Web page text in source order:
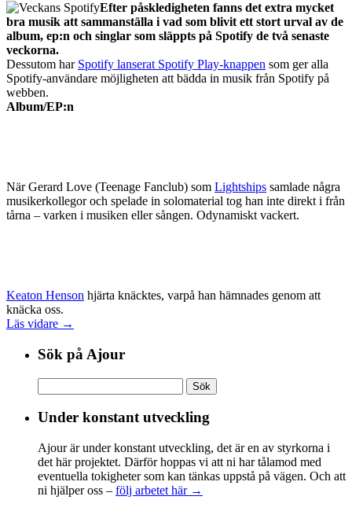
Efter påskledigheten fanns det extra mycket
bra musik att sammanställa i vad som blivit ett stort urval av de
album, ep:n och singlar som släppts på Spotify de två senaste
veckorna.
Dessutom har Spotify lanserat Spotify Play-knappen som ger alla
Spotify-användare möjligheten att bädda in musik från Spotify på
webben.
Album/EP:n
När Gerard Love (Teenage Fanclub) som Lightships samlade några
musikerkollegor och spelade in solomaterial tog han inte direkt i från
tårna – varken i musiken eller sången. Odynamiskt vackert.
Keaton Henson hjärta knäcktes, varpå han hämnades genom att
knäcka oss.
Läs vidare →
Sök på Ajour
efter:
Under konstant utveckling
Ajour är under konstant utveckling, det är en av styrkorna i
det här projektet. Därför hoppas vi att ni har tålamod med
eventuella tokigheter som kan tänkas uppstå på vägen. Och att
ni hjälper oss – följ arbetet här →